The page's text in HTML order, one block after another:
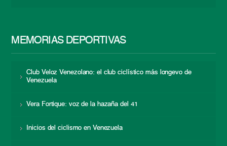
MEMORIAS DEPORTIVAS
Club Veloz Venezolano: el club ciclístico más longevo de
Venezuela
Vera Fortique: voz de la hazaña del 41
Inicios del ciclismo en Venezuela